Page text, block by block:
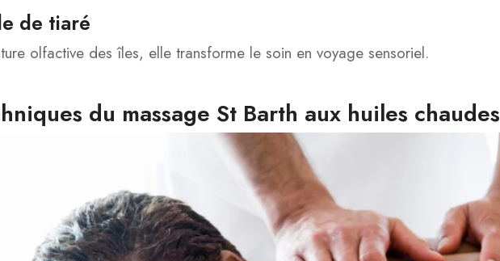
de tiaré
olfactive des îles, elle transforme le soin en voyage sensoriel.
du massage St Barth aux huiles chaudes